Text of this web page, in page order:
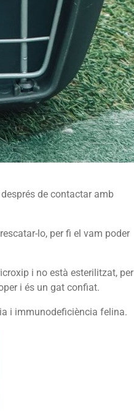
de contactar amb
lo, per fi el vam poder
i no està esterilitzat, per
i és un gat confiat.
i immunodeficiència felina.